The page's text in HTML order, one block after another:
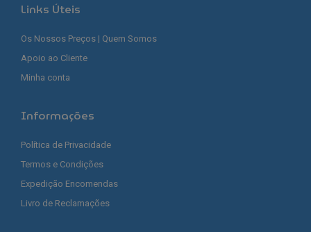
Links Úteis
Os Nossos Preços | Quem Somos
Apoio ao Cliente
Minha conta
Informações
Política de Privacidade
Termos e Condições
Expedição Encomendas
Livro de Reclamações